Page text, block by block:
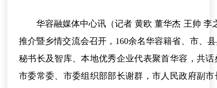
华容融媒体中心讯（记者 黄欧 董华杰 王帅 李
推介暨乡情交流会召开，160余名华容籍省、市、
秘书长及智库、本地优秀企业代表聚首华容，共
市委常委、市委组织部部长谢群，市人民政府副